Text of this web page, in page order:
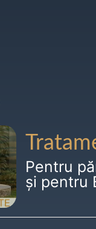
Pentru
și pentru